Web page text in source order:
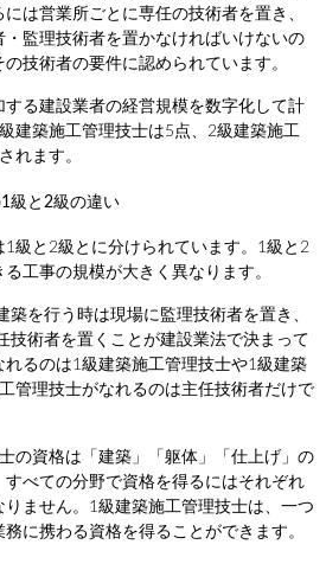
は営業所ごとに専任の技術者を置き、
監理技術者を置かなければいけないの
技術者の要件に認められています。
する建設業者の経営規模を数字化して計
建築施工管理技士は5点、2級建築施工
れます。
級と2級の違い
級と2級とに分けられています。1級と2
工事の規模が大きく異なります。
を行う時は現場に監理技術者を置き、
技術者を置くことが建設業法で決まって
るのは1級建築施工管理技士や1級建築
管理技士がなれるのは主任技術者だけで
の資格は「建築」「躯体」「仕上げ」の
べての分野で資格を得るにはそれぞれ
ません。1級建築施工管理技士は、一つ
に携わる資格を得ることができます。